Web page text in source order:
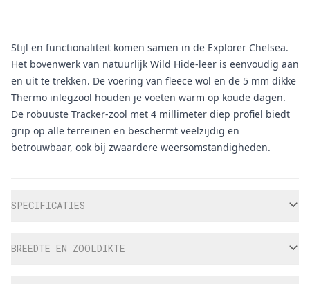
Stijl en functionaliteit komen samen in de Explorer Chelsea.
Het bovenwerk van natuurlijk Wild Hide-leer is eenvoudig aan
en uit te trekken. De voering van fleece wol en de 5 mm dikke
Thermo inlegzool houden je voeten warm op koude dagen.
De robuuste Tracker-zool met 4 millimeter diep profiel biedt
grip op alle terreinen en beschermt veelzijdig en
betrouwbaar, ook bij zwaardere weersomstandigheden.
SPECIFICATIES
BREEDTE EN ZOOLDIKTE